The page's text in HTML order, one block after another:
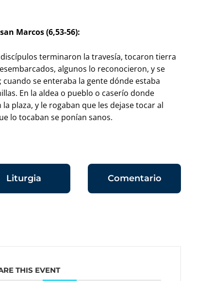
Marcos (6,53-56):
discípulos terminaron la travesía, tocaron tierra
algunos lo reconocieron, y se
se enteraba la gente dónde estaba
En la aldea o pueblo o caserío donde
plaza, y le rogaban que les dejase tocar al
lo tocaban se ponían sanos.
Liturgia Comentario
THIS EVENT